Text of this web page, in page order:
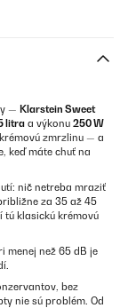
— Klarstein Sweet
litra a výkonu 250 W
zmrzlinu — a
keď máte chuť na
nič netreba mraziť
za 35 až 45
klasickú krémovú
menej než 65 dB je
bez
nie sú problém. Od